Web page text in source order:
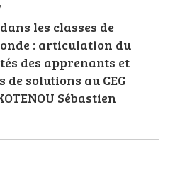
les classes de
: articulation du
des apprenants et
de solutions au CEG
Sébastien